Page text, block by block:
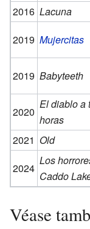
2016 Lacuna
2019 Mujercitas
2019 Babyteeth
2020
El diablo a
horas
2021 Old
2024
Los
Caddo
Véase